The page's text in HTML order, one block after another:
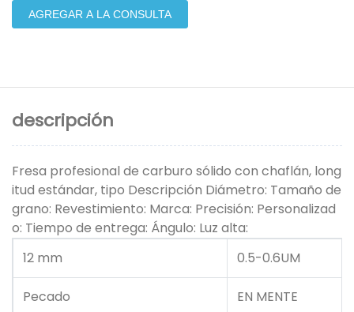
AGREGAR A LA CONSULTA
descripción
Fresa profesional de carburo sólido con chaflán, long
itud estándar, tipo Descripción Diámetro: Tamaño de
grano: Revestimiento: Marca: Precisión: Personalizad
o: Tiempo de entrega: Ángulo: Luz alta:
12 mm
0.5-0.6UM
Pecado EN MENTE